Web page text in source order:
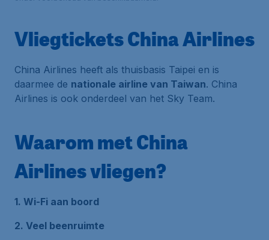
Vliegtickets China Airlines
China Airlines heeft als thuisbasis Taipei en is
daarmee de nationale airline van Taiwan. China
Airlines is ook onderdeel van het Sky Team.
Waarom met China
Airlines vliegen?
1. Wi-Fi aan boord
2. Veel beenruimte